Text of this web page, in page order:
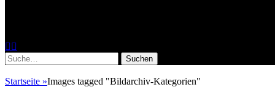
Facebook
Suche
nach:
Startseite »Images tagged "Bildarchiv-Kategorien"